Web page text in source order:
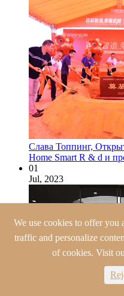
Слава Топпинг,
Home Smart R & d и
01
Jul, 2023
We use cookies to offer you
traffic and personalize
of cookies. Visit